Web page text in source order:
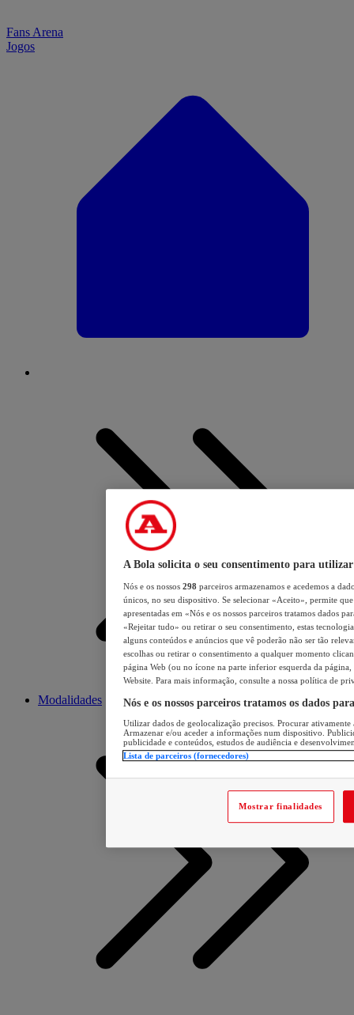
Fans Arena
Jogos
Modalidades
A Bola solicita o seu consentimento para utilizar
Nós e os nossos 298 parceiros armazenamos e acedemos a
únicos, no seu dispositivo. Se selecionar «Aceito», permite
apresentadas em «Nós e os nossos parceiros tratamos dados
«Rejeitar tudo» ou retirar o seu consentimento, estas
alguns conteúdos e anúncios que vê poderão não ser tão
escolhas ou retirar o consentimento a qualquer momento
página Web (ou no ícone na parte inferior esquerda da página,
Website. Para mais informação, consulte a nossa política de
Nós e os nossos parceiros tratamos os dados
Utilizar dados de geolocalização precisos. Procurar
Armazenar e/ou aceder a informações num dispositivo.
publicidade e conteúdos, estudos de audiência e
Lista de parceiros (fornecedores)
Mostrar finalidades